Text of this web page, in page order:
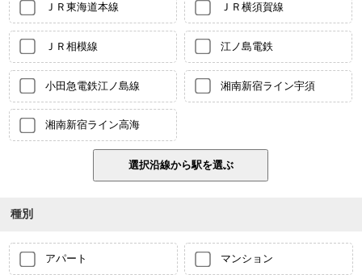
ＪＲ東海道本線 ＪＲ横須賀線
ＪＲ相模線 江ノ島電鉄
小田急電鉄江ノ島線 湘南新宿ライン宇須
湘南新宿ライン高海
種別
アパート マンション